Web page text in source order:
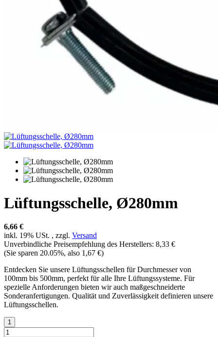
Lüftungsschelle, Ø280mm
6,66 €
inkl. 19% USt. , zzgl. Versand
Unverbindliche Preisempfehlung des Herstellers: 8,33 €
(Sie sparen 20.05%, also 1,67 €)
Entdecken Sie unsere Lüftungsschellen für Durchmesser von
100mm bis 500mm, perfekt für alle Ihre Lüftungssysteme. Für
spezielle Anforderungen bieten wir auch maßgeschneiderte
Sonderanfertigungen. Qualität und Zuverlässigkeit definieren unsere
Lüftungsschellen.